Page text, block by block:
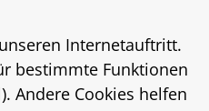
Internetauftritt.
bestimmte Funktionen
Andere Cookies helfen